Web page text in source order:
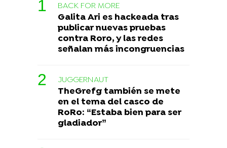
BACK FOR MORE
Galita Ari es hackeada tras
publicar nuevas pruebas
contra Roro, y las redes
señalan más incongruencias
JUGGERNAUT
TheGrefg también se mete
en el tema del casco de
RoRo: “Estaba bien para ser
gladiador”